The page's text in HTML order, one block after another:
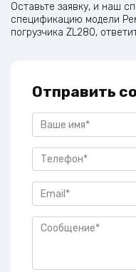
Оставьте заявку, и наш
спецификацию модели
погрузчика ZL280,
Отправить